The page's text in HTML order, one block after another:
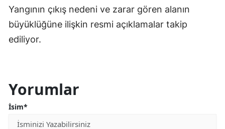
Yangının çıkış nedeni ve zarar gören alanın
büyüklüğüne ilişkin resmi açıklamalar takip
ediliyor.
Yorumlar
İsim*